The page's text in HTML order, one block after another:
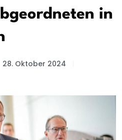
in
28. Oktober 2024